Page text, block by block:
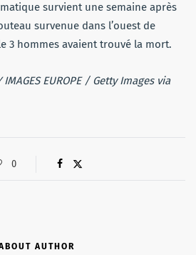
survient une semaine après
survenue dans l’ouest de
3 hommes avaient trouvé la mort.
IMAGES EUROPE / Getty Images via
0
AUTHOR